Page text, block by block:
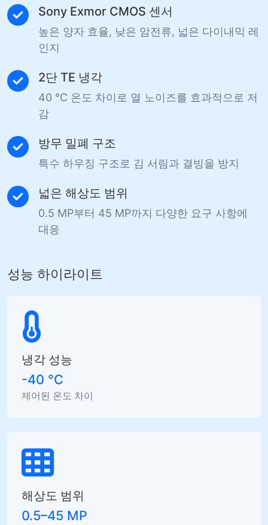
Sony Exmor CMOS 센서
높은 양자 효율, 낮은 암전류, 넓은 다이내믹 레
인지
2단 TE 냉각
40 °C 온도 차이로 열 노이즈를 효과적으로 저
감
방무 밀폐 구조
특수 하우징 구조로 김 서림과 결빙을 방지
넓은 해상도 범위
0.5 MP부터 45 MP까지 다양한 요구 사항에
대응
성능 하이라이트
냉각 성능
-40 °C
제어된 온도 차이
해상도 범위
0.5–45 MP